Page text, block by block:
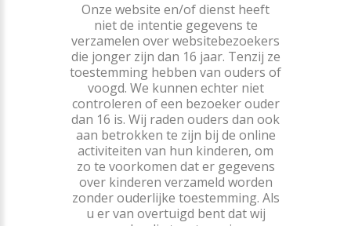
Onze website en/of dienst heeft
niet de intentie gegevens te
verzamelen over websitebezoekers
die jonger zijn dan 16 jaar. Tenzij ze
toestemming hebben van ouders of
voogd. We kunnen echter niet
controleren of een bezoeker ouder
dan 16 is. Wij raden ouders dan ook
aan betrokken te zijn bij de online
activiteiten van hun kinderen, om
zo te voorkomen dat er gegevens
over kinderen verzameld worden
zonder ouderlijke toestemming. Als
u er van overtuigd bent dat wij